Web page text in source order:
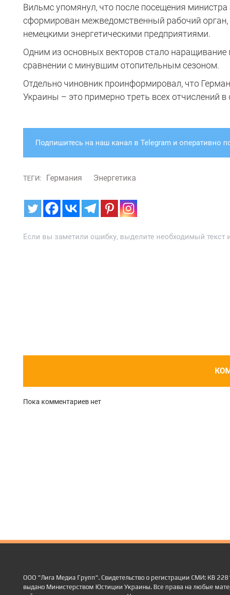
Вильмс упомянул, что после посещения
сформирован межведомственный рабочий орган,
немецкими энергетическими предприятиями.
Одним из основных векторов стало
сравнении с минувшим отопительным сезоном.
Отдельно чиновник проинформировал, что
Украины – это примерно треть всех отчислений в
Подпишитесь на наш канал в Telegram и оперативно
ТЕГИ: Германия Энергетика
Если вы заметили ошибку, выделите необходимый
Пока комментариев нет
ООО "Лига Медиа Групп". Свидетельство о регистрации СМИ: КВ
выдано Министерством Юстиции Украины. Все права на любые